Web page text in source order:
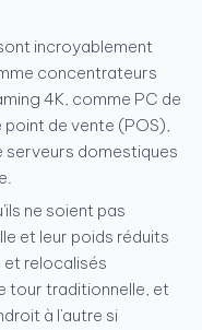
incroyablement
concentrateurs
4K, comme PC de
de vente (POS),
serveurs domestiques
ne soient pas
et leur poids réduits
relocalisés
tour traditionnelle, et
à l'autre si